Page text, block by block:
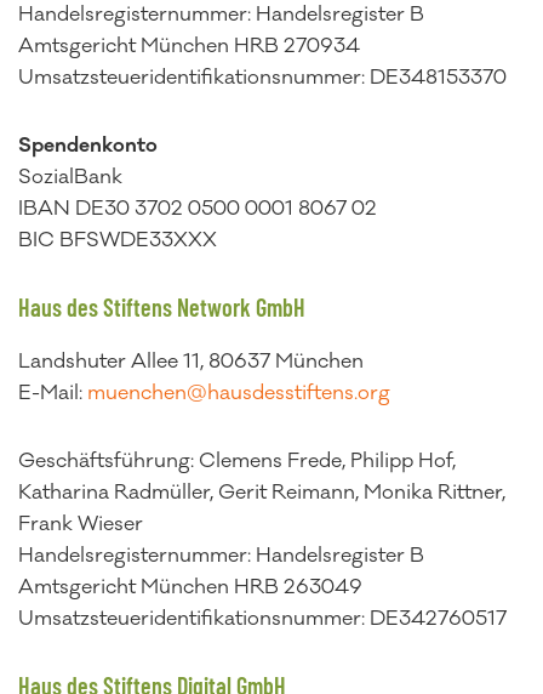
Handelsregisternummer: Handelsregister B
Amtsgericht München HRB 270934
Umsatzsteueridentifikationsnummer: DE348153370
Spendenkonto
SozialBank
IBAN DE30 3702 0500 0001 8067 02
BIC BFSWDE33XXX
Haus des Stiftens Network GmbH
Landshuter Allee 11, 80637 München
E-Mail: muenchen@hausdesstiftens.org
Geschäftsführung: Clemens Frede, Philipp Hof,
Katharina Radmüller, Gerit Reimann, Monika Rittner,
Frank Wieser
Handelsregisternummer: Handelsregister B
Amtsgericht München HRB 263049
Umsatzsteueridentifikationsnummer: DE342760517
Haus des Stiftens Digital GmbH